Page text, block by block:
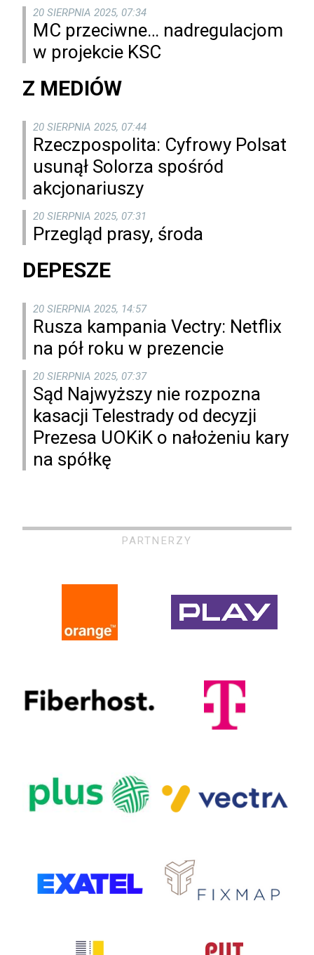
20 SIERPNIA 2025, 07:34
MC przeciwne… nadregulacjom
w projekcie KSC
Z MEDIÓW
20 SIERPNIA 2025, 07:44
Rzeczpospolita: Cyfrowy Polsat
usunął Solorza spośród
akcjonariuszy
20 SIERPNIA 2025, 07:31
Przegląd prasy, środa
DEPESZE
20 SIERPNIA 2025, 14:57
Rusza kampania Vectry: Netflix
na pół roku w prezencie
20 SIERPNIA 2025, 07:37
Sąd Najwyższy nie rozpozna
kasacji Telestrady od decyzji
Prezesa UOKiK o nałożeniu kary
na spółkę
PARTNERZY